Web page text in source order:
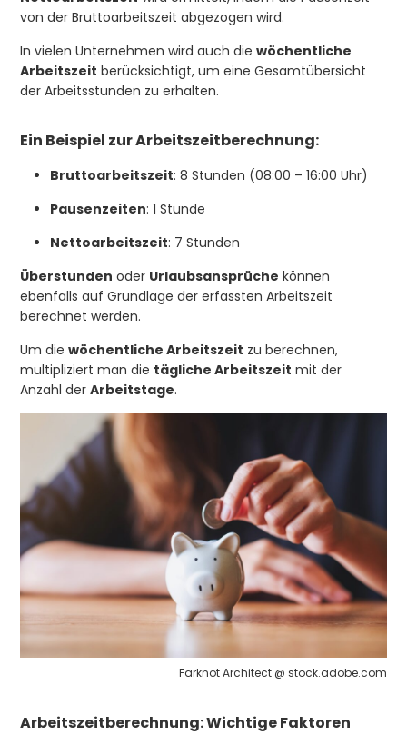
von der Bruttoarbeitszeit abgezogen wird.
In vielen Unternehmen wird auch diewöchentliche
Arbeitszeit berücksichtigt, um eine Gesamtübersicht
der Arbeitsstunden zu erhalten.
Ein Beispiel zurArbeitszeitberechnung:
Bruttoarbeitszeit: 8 Stunden (08:00 – 16:00 Uhr)
Pausenzeiten: 1 Stunde
Nettoarbeitszeit: 7 Stunden
Überstunden oder Urlaubsansprüche können
ebenfalls auf Grundlage der erfassten Arbeitszeit
berechnet werden.
Um diewöchentliche Arbeitszeit zu berechnen,
multipliziert man die tägliche Arbeitszeit mit der
Anzahl derArbeitstage.
Farknot Architect @ stock.adobe.com
Arbeitszeitberechnung: Wichtige Faktoren